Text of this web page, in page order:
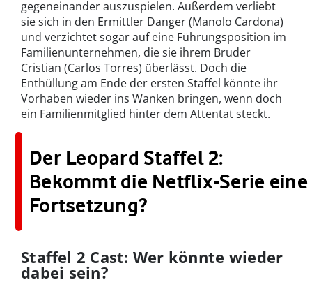
gegeneinander auszuspielen. Außerdem verliebt
sie sich in den Ermittler Danger (Manolo Cardona)
und verzichtet sogar auf eine Führungsposition im
Familienunternehmen, die sie ihrem Bruder
Cristian (Carlos Torres) überlässt. Doch die
Enthüllung am Ende der ersten Staffel könnte ihr
Vorhaben wieder ins Wanken bringen, wenn doch
ein Familienmitglied hinter dem Attentat steckt.
Der Leopard Staffel 2:
Bekommt die Netflix-Serie eine
Fortsetzung?
Staffel 2 Cast: Wer könnte wieder
dabei sein?